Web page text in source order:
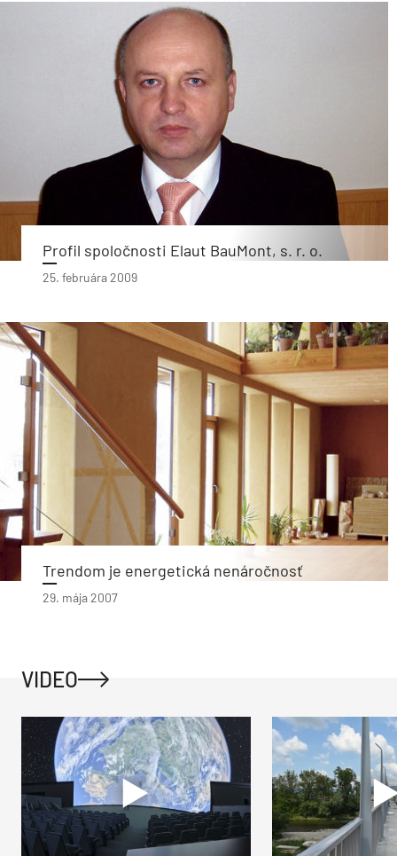
Profil spoločnosti Elaut BauMont, s. r. o.
25. februára 2009
Trendom je energetická nenáročnosť
29. mája 2007
VIDEO